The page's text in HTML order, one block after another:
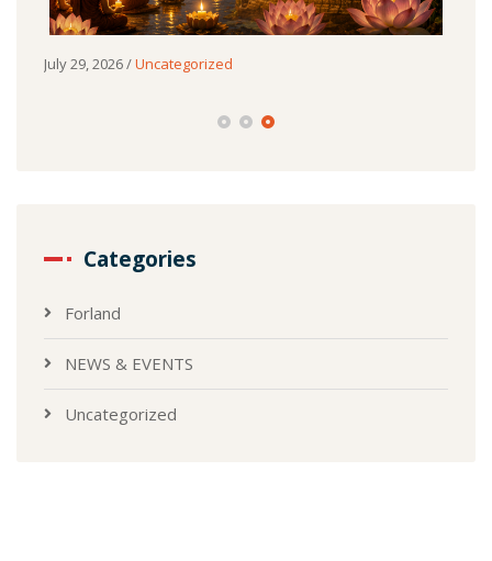
July 29, 2026/Uncategorized
Categories
Forland
NEWS & EVENTS
Uncategorized